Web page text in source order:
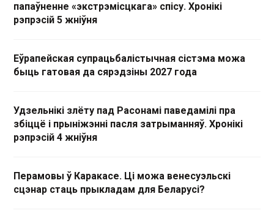
папаўненне «экстрэмісцкага» спісу. Хронікі
рэпрэсій 5 жніўня
Еўрапейская супрацьбалістычная сістэма можа
быць гатовая да сярэдзіны 2027 года
Удзельнікі злёту пад Расонамі паведамілі пра
збіццё і прыніжэнні пасля затрыманняў. Хронікі
рэпрэсій 4 жніўня
Перамовы ў Каракасе. Ці можа венесуэльскі
сцэнар стаць прыкладам для Беларусі?